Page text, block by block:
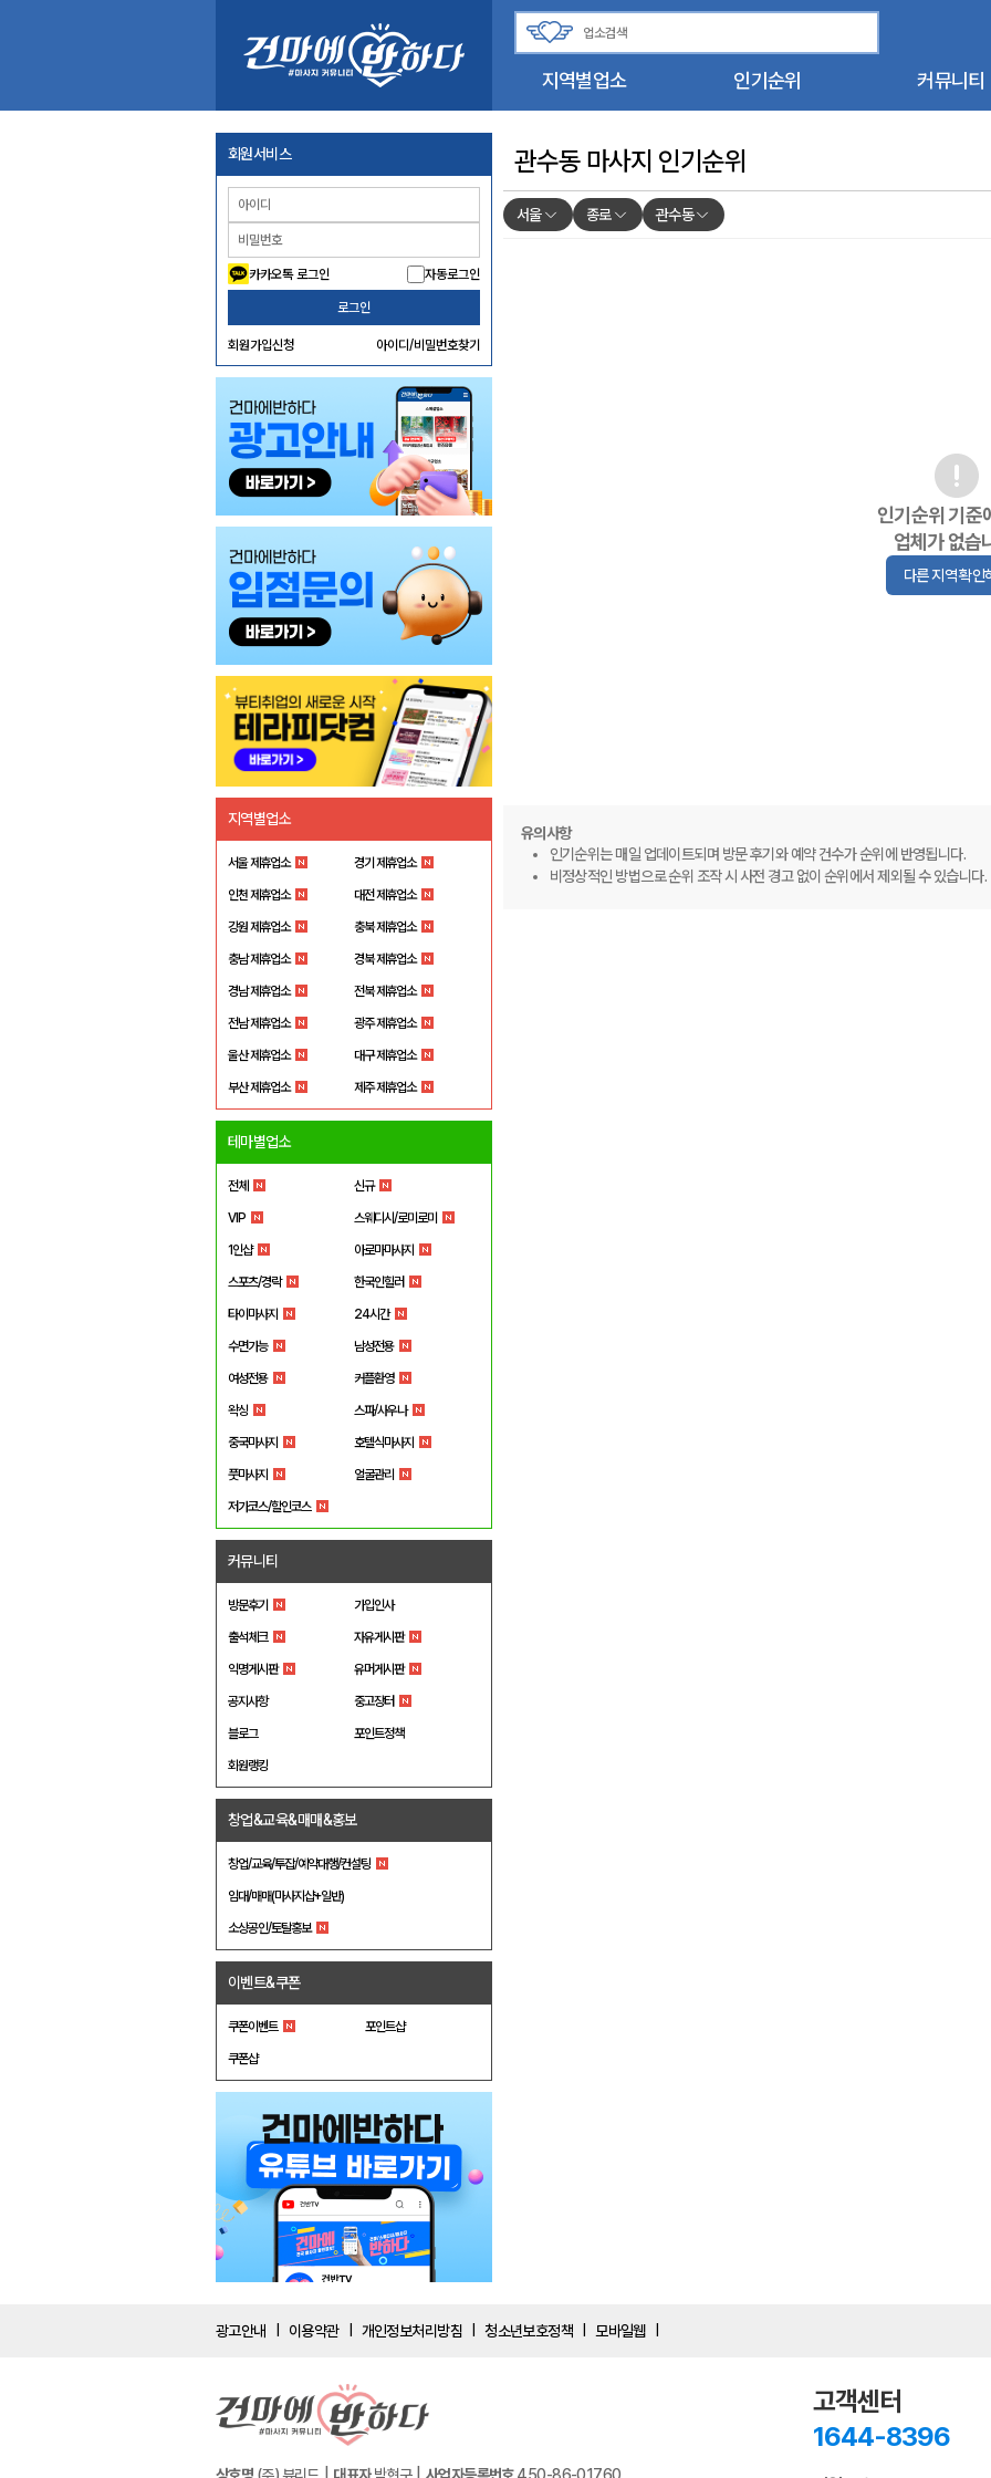
지역별업소 인기순위 커뮤니티
회원서비스
카카오톡 로그인 자동로그인
로그인
회원가입신청 아이디/비밀번호찾기
지역별업소
서울 제휴업소 경기 제휴업소
인천 제휴업소 대전 제휴업소
강원 제휴업소 충북 제휴업소
충남 제휴업소 경북 제휴업소
경남 제휴업소 전북 제휴업소
전남 제휴업소 광주 제휴업소
울산 제휴업소 대구 제휴업소
부산 제휴업소 제주 제휴업소
테마별업소
전체 신규
VIP 스웨디시/로미로미
1인샵 아로마마사지
스포츠/경락 한국인힐러
타이마사지 24시간
수면가능 남성전용
여성전용 커플환영
왁싱 스파/사우나
중국마사지 호텔식마사지
풋마사지 얼굴관리
저가코스/할인코스
커뮤니티
방문후기 가입인사
출석체크 자유게시판
익명게시판 유머게시판
공지사항 중고장터
블로그 포인트정책
회원랭킹
창업&교육&매매&홍보
창업/교육/투잡/예약대행/컨설팅
임대/매매(마사지샵+일반)
소상공인/토탈홍보
이벤트&쿠폰
쿠폰이벤트 포인트샵
쿠폰샵
관수동 마사지 인기순위
서울 종로 관수동
인기순위 기준
업체가 없습
다른 지역 확인
유의사항
인기순위는 매일 업데이트되며 방문 후기와 예약 건수가 순위에 반영됩니다.
비정상적인 방법으로 순위 조작 시 사전 경고 없이 순위에서 제외될 수 있습니다.
광고안내 이용약관 개인정보처리방침 청소년보호정책 모바일웹
고객센터
1644-8396